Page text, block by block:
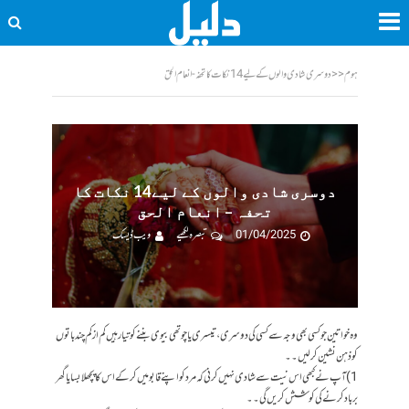
ہوم<<دوسری شادی والوں کے لیے14 نکات کا تحفہ - انعام الحق
دوسری شادی والوں کے لیے14 نکات کا
تحفہ – انعام الحق
01/04/2025
تبصرہ لکھیے ویب ڈیسک
وہ خواتین جو کسی بھی وجہ سے کسی کی دوسری، تیسری یا چوتھی بیوی بننے کو تیار ہیں کم از کم چند باتوں
کو ذہن نشین کرلیں۔۔
1) آپ نے کبھی اس نیت سے شادی نہیں کرنی کہ مرد کو اپنے قابو میں کرکے اس کا پچھلا بسایا گھر
برباد کرنے کی کوشش کریں گی۔۔